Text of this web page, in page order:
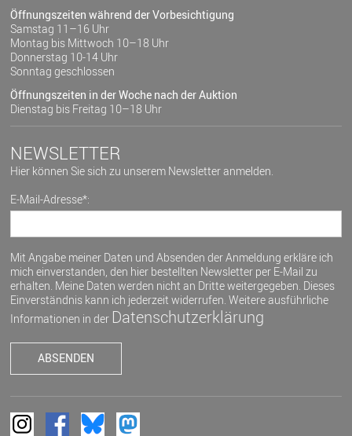
Öffnungszeiten während der Vorbesichtigung
Samstag 11–16 Uhr
Montag bis Mittwoch 10–18 Uhr
Donnerstag 10-14 Uhr
Sonntag geschlossen
Öffnungszeiten in der Woche nach der Auktion
Dienstag bis Freitag 10–18 Uhr
NEWSLETTER
Hier können Sie sich zu unserem Newsletter anmelden.
E-Mail-Adresse*:
Mit Angabe meiner Daten und Absenden der Anmeldung erkläre ich
mich einverstanden, den hier bestellten Newsletter per E-Mail zu
erhalten. Meine Daten werden nicht an Dritte weitergegeben. Dieses
Einverständnis kann ich jederzeit widerrufen. Weitere ausführliche
Informationen in der Datenschutzerklärung